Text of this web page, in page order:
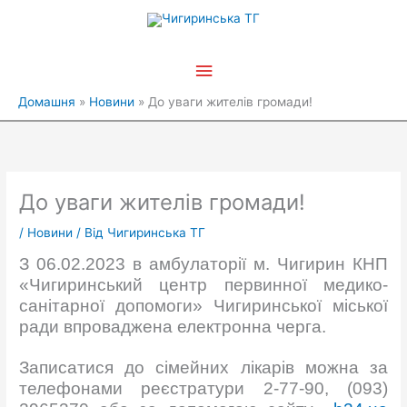
Головне
Домашня Новини До уваги жителів громади!
До уваги жителів громади!
/ Новини / Від Чигиринська ТГ
З 06.02.2023 в амбулаторії м. Чигирин КНП
«Чигиринський центр первинної медико-
санітарної допомоги» Чигиринської міської
ради впроваджена електронна черга.
Записатися до сімейних лікарів можна за
телефонами реєстратури 2-77-90, (093)